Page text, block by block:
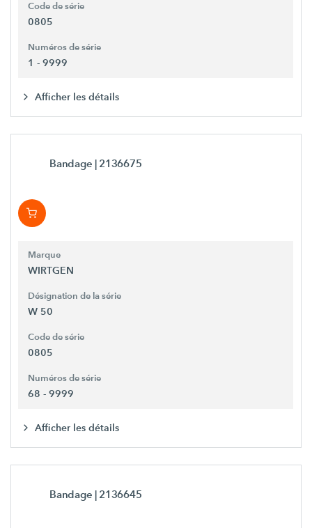
Code de série
0805
Numéros de série
1 - 9999
Afficher les détails
Bandage | 2136675
Marque
WIRTGEN
Désignation de la série
W 50
Code de série
0805
Numéros de série
68 - 9999
Afficher les détails
Bandage | 2136645